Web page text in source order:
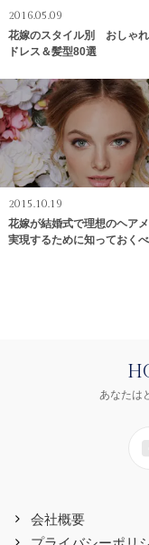
2016.05.09
花嫁のスタイル別 おしゃ
ドレス＆髪型80選
2015.10.19
花嫁が結婚式で理想のヘア
実現するために知っておく
あなたは
会社概要